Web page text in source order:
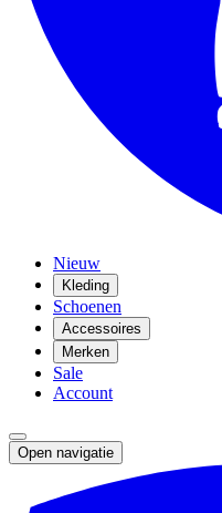
Nieuw
Kleding
Schoenen
Accessoires
Merken
Sale
Account
Open navigatie